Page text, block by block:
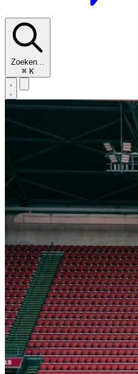
Zoeken...
⌘ K